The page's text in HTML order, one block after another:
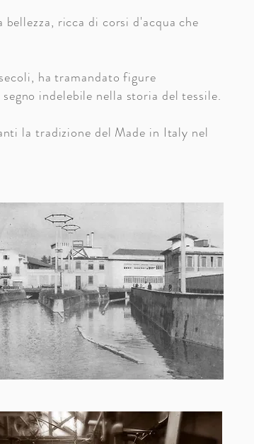
ricca di corsi d'acqua che
ha tramandato figure
indelebile nella storia del tessile.
la tradizione del Made in Italy nel